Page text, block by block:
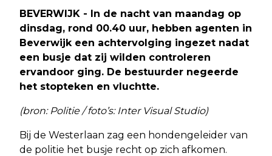
BEVERWIJK - In de nacht van maandag op
dinsdag, rond 00.40 uur, hebben agenten in
Beverwijk een achtervolging ingezet nadat
een busje dat zij wilden controleren
ervandoor ging. De bestuurder negeerde
het stopteken en vluchtte.
(bron: Politie / foto’s: Inter Visual Studio)
Bij de Westerlaan zag een hondengeleider van
de politie het busje recht op zich afkomen.